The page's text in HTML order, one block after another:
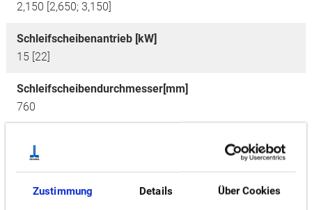
Zustimmung Details Über Cookies
2,150 [2,650; 3,150]
Schleifscheibenantrieb [kW]
15 [22]
Schleifscheibendurchmesser[mm]
760
Stellfläche [mm]
8,350 x 3,360 [9,350 x 3,360; 10,350 x 3,360]